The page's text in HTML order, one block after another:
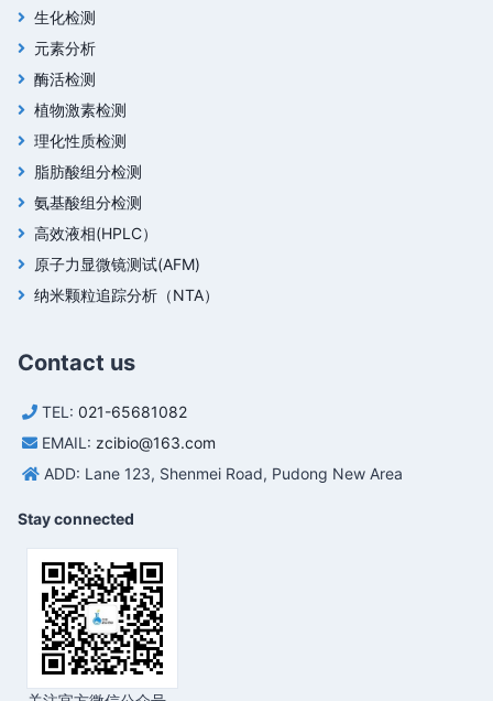
生化检测
元素分析
酶活检测
植物激素检测
理化性质检测
脂肪酸组分检测
氨基酸组分检测
高效液相(HPLC）
原子力显微镜测试(AFM)
纳米颗粒追踪分析（NTA）
Contact us
TEL: 021-65681082
EMAIL: zcibio@163.com
ADD: Lane 123, Shenmei Road, Pudong New Area
Stay connected